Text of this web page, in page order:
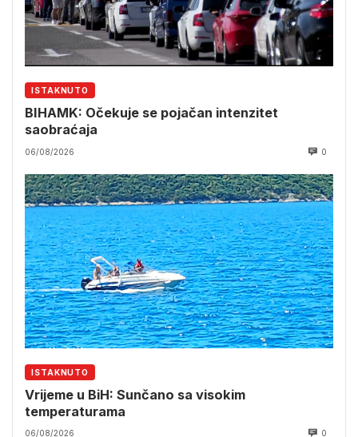
ISTAKNUTO
BIHAMK: Očekuje se pojačan intenzitet
saobraćaja
06/08/2026 0
ISTAKNUTO
Vrijeme u BiH: Sunčano sa visokim
temperaturama
06/08/2026 0